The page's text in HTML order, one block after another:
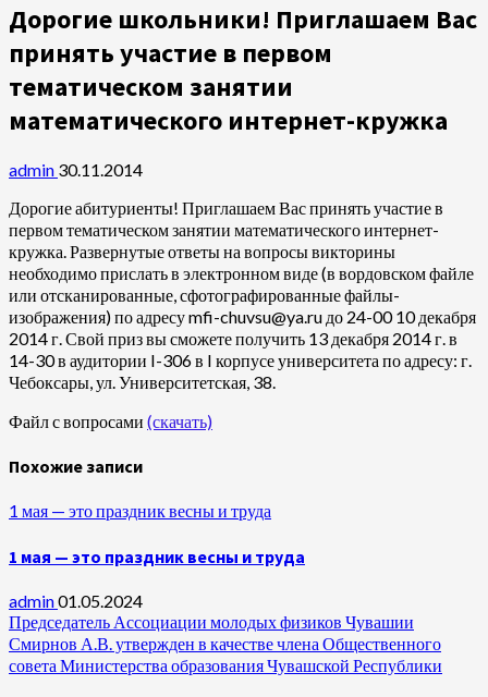
Дорогие школьники! Приглашаем Вас
принять участие в первом
тематическом занятии
математического интернет-кружка
admin 30.11.2014
Дорогие абитуриенты! Приглашаем Вас принять участие в
первом тематическом занятии математического интернет-
кружка. Развернутые ответы на вопросы викторины
необходимо прислать в электронном виде (в вордовском файле
или отсканированные, сфотографированные файлы-
изображения) по адресу mfi-chuvsu@ya.ru до 24-00 10 декабря
2014 г. Свой приз вы сможете получить 13 декабря 2014 г. в
14-30 в аудитории I-306 в I корпусе университета по адресу: г.
Чебоксары, ул. Университетская, 38.
Файл с вопросами (скачать)
Похожие записи
1 мая — это праздник весны и труда
1 мая — это праздник весны и труда
admin01.05.2024
Председатель Ассоциации молодых физиков Чувашии
Смирнов А.В. утвержден в качестве члена Общественного
совета Министерства образования Чувашской Республики